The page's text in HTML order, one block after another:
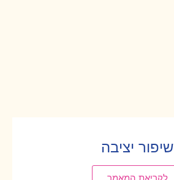
שיפור יציבה
לקריאת המאמר